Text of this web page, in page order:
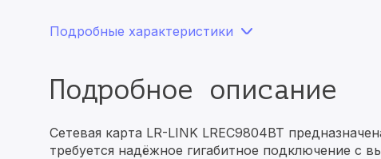
Подробные характеристики
Подробное описание
Сетевая карта LR-LINK LREC9804BT
требуется надёжное гигабитное подключение с